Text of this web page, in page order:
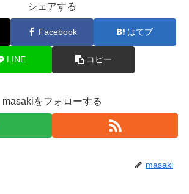
シェアする
Facebook はてブ
LINE コピー
masakiをフォローする
masaki